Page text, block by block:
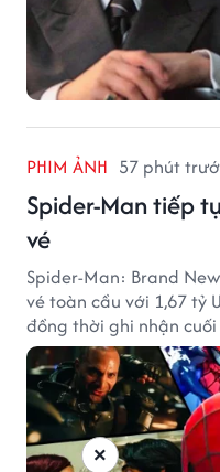
PHIM ẢNH 57 phút
Spider-Man tiếp
vé
Spider-Man: Brand
vé toàn cầu với 1,67 tỷ
đồng thời ghi nhận
lịch sử Bắc Mỹ.
×